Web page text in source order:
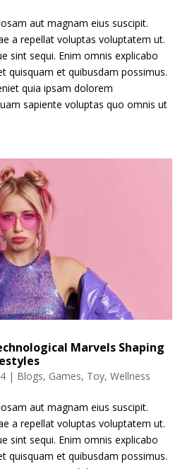
aut magnam eius suscipit.
a repellat voluptas voluptatem ut.
sint sequi. Enim omnis explicabo
quisquam et quibusdam possimus.
quia ipsam dolorem
sapiente voluptas quo omnis ut
Marvels Shaping
| Blogs, Games, Toy,Wellness
aut magnam eius suscipit.
a repellat voluptas voluptatem ut.
sint sequi. Enim omnis explicabo
quisquam et quibusdam possimus.